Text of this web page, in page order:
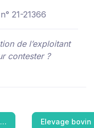
21-21366
de l’exploitant
contester ?
Elevage